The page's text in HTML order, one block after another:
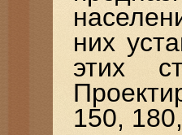
них
этих
150,